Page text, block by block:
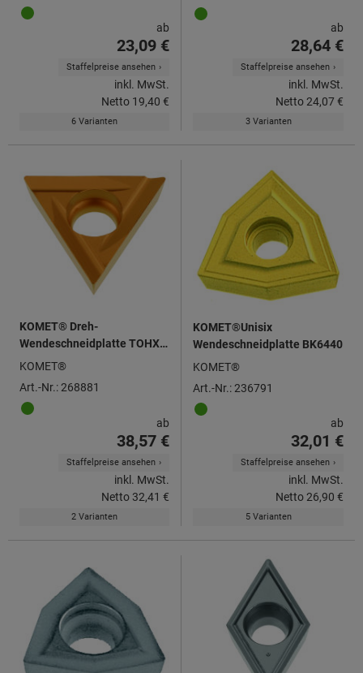
ab
23,09 €
Staffelpreise ansehen
inkl. MwSt.
Netto 19,40 €
6 Varianten
ab
28,64 €
Staffelpreise ansehen
inkl. MwSt.
Netto24,07 €
3 Varianten
KOMET® Dreh-
Wendeschneidplatte TOHX
090202, links
KOMET®
Art.-Nr.: 268881
ab
38,57 €
Staffelpreise ansehen
inkl. MwSt.
Netto 32,41 €
2 Varianten
KOMET®Unisix
Wendeschneidplatte BK6440
KOMET®
Art.-Nr.: 236791
ab
32,01 €
Staffelpreise ansehen
inkl. MwSt.
Netto26,90 €
5 Varianten